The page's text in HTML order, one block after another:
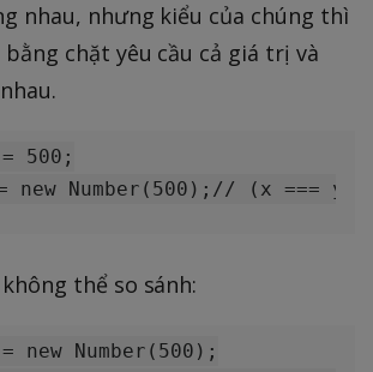
nhau, nhưng kiểu của chúng thì
bằng chặt yêu cầu cả giá trị và
500;
thể so sánh:
new Number(500);